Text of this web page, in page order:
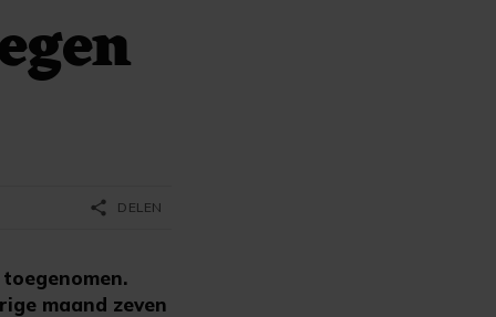
maand zeven
share DELEN